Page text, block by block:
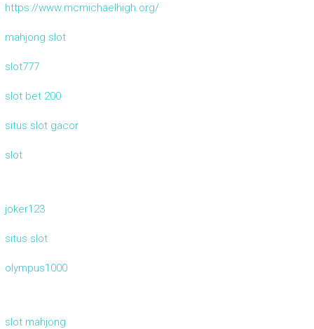
https://www.mcmichaelhigh.org/
mahjong slot
slot777
slot bet 200
situs slot gacor
slot
joker123
situs slot
olympus1000
slot mahjong